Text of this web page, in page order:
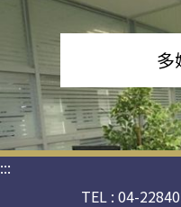
多
:::
TEL : 04-